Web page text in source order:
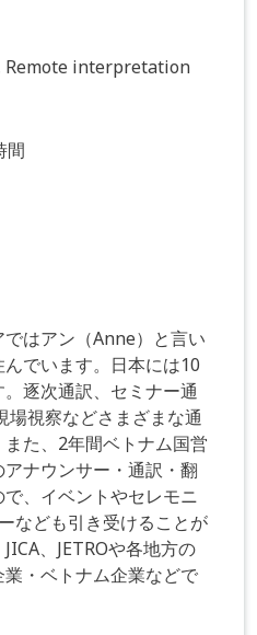
interpretation
間
はアン（Anne）と言い
でいます。日本には10
逐次通訳、セミナー通
視察などさまざまな通
た、2年間ベトナム国営
ナウンサー・通訳・翻
、イベントやセレモニ
なども引き受けることが
、JETROや各地方の
・ベトナム企業などで